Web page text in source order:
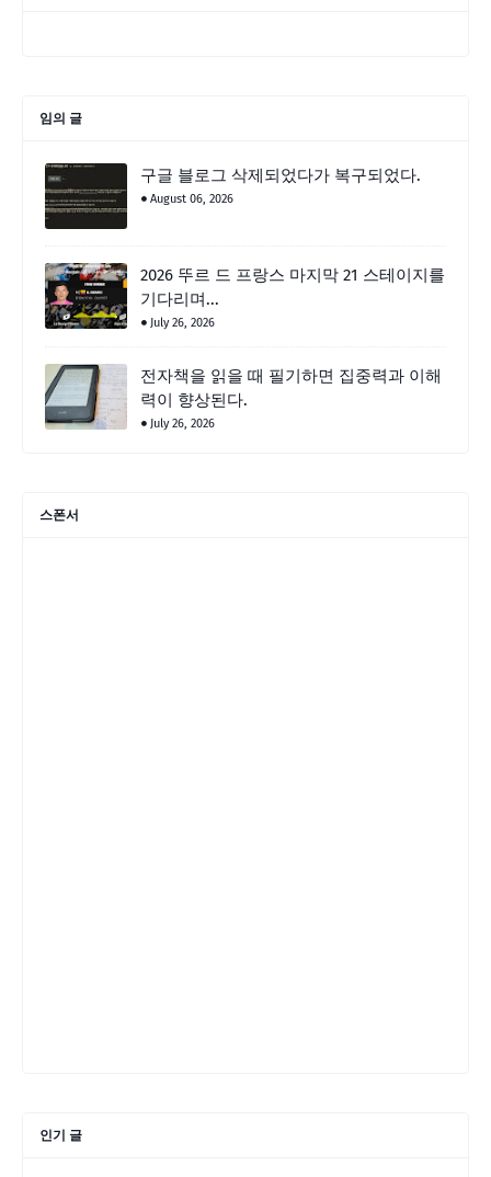
임의 글
구글 블로그 삭제되었다가 복구되었다.
August 06, 2026
2026 뚜르 드 프랑스 마지막 21 스테이지를
기다리며...
July 26, 2026
전자책을 읽을 때 필기하면 집중력과 이해
력이 향상된다.
July 26, 2026
스폰서
인기 글